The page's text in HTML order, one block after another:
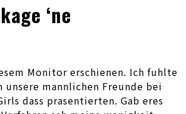
‘ne
Monitor erschienen. Ich fuhlte
mannlichen Freunde bei
dass prasentierten. Gab eres